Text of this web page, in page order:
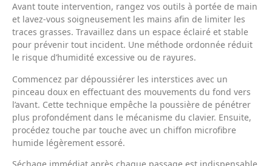
Avant toute intervention, rangez vos outils à portée de main
et lavez-vous soigneusement les mains afin de limiter les
traces grasses. Travaillez dans un espace éclairé et stable
pour prévenir tout incident. Une méthode ordonnée réduit
le risque d’humidité excessive ou de rayures.
Commencez par dépoussiérer les interstices avec un
pinceau doux en effectuant des mouvements du fond vers
l’avant. Cette technique empêche la poussière de pénétrer
plus profondément dans le mécanisme du clavier. Ensuite,
procédez touche par touche avec un chiffon microfibre
humide légèrement essoré.